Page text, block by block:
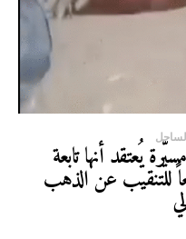
يُعتقد أنها تابعة
للتنقيب عن الذهب